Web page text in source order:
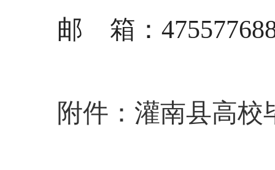
邮
箱：
附件：灌南县高